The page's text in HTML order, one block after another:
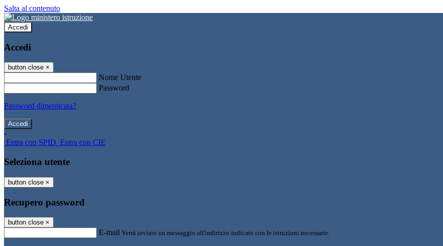
Salta al contenuto
Accedi
Accedi
button close ×
Nome Utente
Password
Password dimenticata?
-
Entra con SPID Entra con CIE
Seleziona utente
button close ×
Recupero password
button close ×
E-mail Verrà inviato un messaggio all'indirizzo indicato con le istruzioni necessarie.